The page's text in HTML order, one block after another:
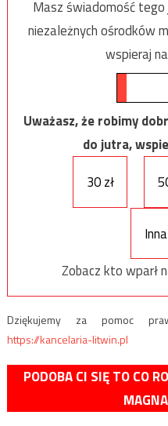
Masz świadomość
niezależnych ośrodków
wspieraj
Uważasz, że robimy
do jutra,
30 zł
Zobacz kto wparł
Dziękujemy za pomoc
https://kancelaria-litwin.pl
PODOBA CI SIĘ TO CO